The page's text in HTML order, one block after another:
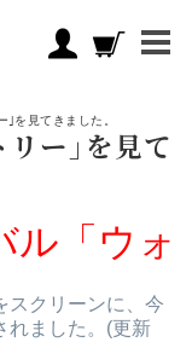
｣を見てきました。
ー｣を見て
ル「ウォ
クリーンに、今
れました。(更新